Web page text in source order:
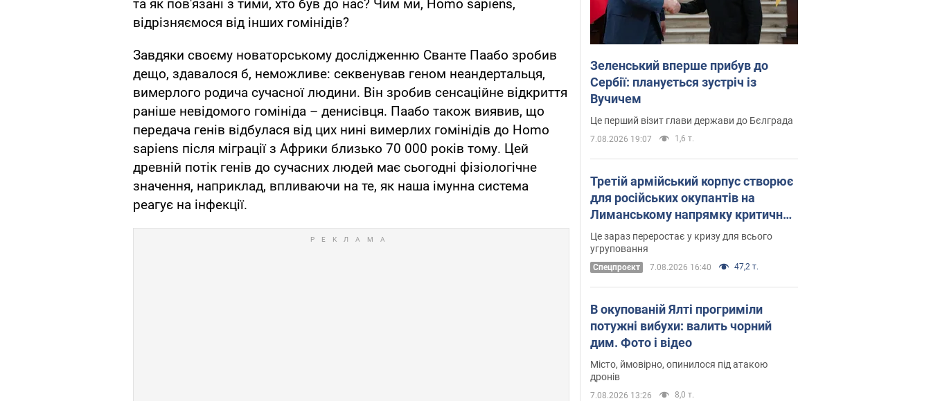
та як пов'язані з тими, хто був до нас? Чим ми, Homo sapiens,
відрізняємося від інших гомінідів?
Завдяки своєму новаторському дослідженню Сванте Паабо зробив
дещо, здавалося б, неможливе: секвенував геном неандертальця,
вимерлого родича сучасної людини. Він зробив сенсаційне відкриття
раніше невідомого гомініда – денисівця. Паабо також виявив, що
передача генів відбулася від цих нині вимерлих гомінідів до Homo
sapiens після міграції з Африки близько 70 000 років тому. Цей
древній потік генів до сучасних людей має сьогодні фізіологічне
значення, наприклад, впливаючи на те, як наша імунна система
реагує на інфекції.
Зеленський вперше прибув до
Сербії: планується зустріч із
Вучичем
Це перший візит глави держави до Бєлграда
7.08.2026 19:07 1,6 т.
Третій армійський корпус створює
для російських окупантів на
Лиманському напрямку критичний
дискомфорт: як це вдалося
Це зараз переростає у кризу для всього
угруповання
Cпецпроєкт 7.08.2026 16:40 47,2 т.
В окупованій Ялті прогриміли
потужні вибухи: валить чорний
дим. Фото і відео
Місто, ймовірно, опинилося під атакою
дронів
7.08.2026 13:26 8,0 т.